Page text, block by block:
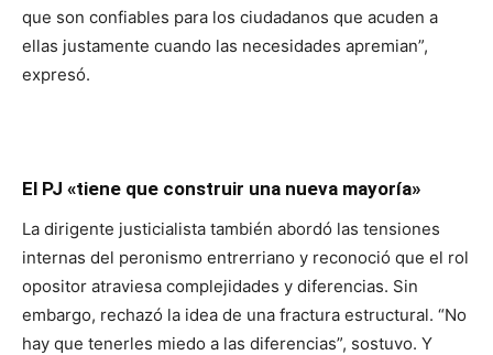
que son confiables para los ciudadanos que acuden a
ellas justamente cuando las necesidades apremian”,
expresó.
El PJ «tiene que construir una nueva mayoría»
La dirigente justicialista también abordó las tensiones
internas del peronismo entrerriano y reconoció que el rol
opositor atraviesa complejidades y diferencias. Sin
embargo, rechazó la idea de una fractura estructural. “No
hay que tenerles miedo a las diferencias”, sostuvo. Y